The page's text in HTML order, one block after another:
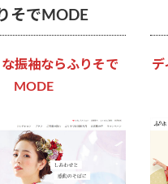
そでMODE
振袖ならふりそで
MODE
デ